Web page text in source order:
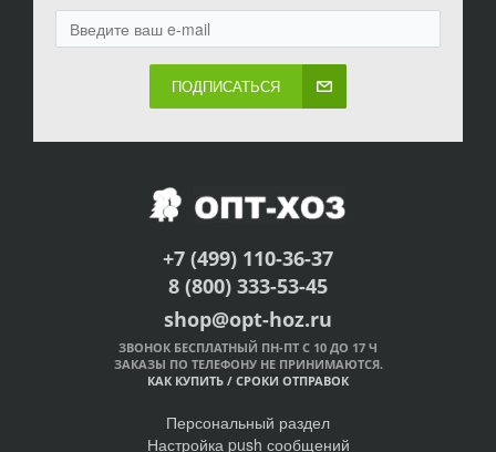
ПОДПИСАТЬСЯ
+7 (499) 110-36-37
8 (800) 333-53-45
shop@opt-hoz.ru
ЗВОНОК БЕСПЛАТНЫЙ ПН-ПТ С 10 ДО 17 Ч
ЗАКАЗЫ ПО ТЕЛЕФОНУ НЕ ПРИНИМАЮТСЯ.
КАК КУПИТЬ / СРОКИ ОТПРАВОК
Персональный раздел
Настройка push сообщений